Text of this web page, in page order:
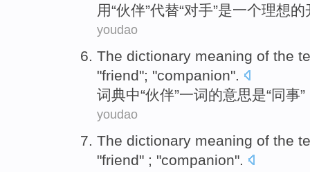
用“伙伴”代替“对手”是一个理想的
youdao
The dictionary meaning of the
"friend"; "companion".
词典中“伙伴”一词的意思是“同事”
youdao
The dictionary meaning of the
"friend" ; "companion".